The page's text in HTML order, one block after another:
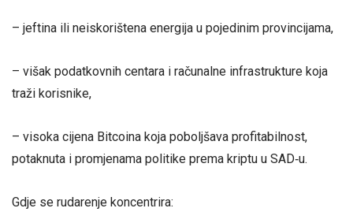
– jeftina ili neiskorištena energija u pojedinim provincijama,
– višak podatkovnih centara i računalne infrastrukture koja
traži korisnike,
– visoka cijena Bitcoina koja poboljšava profitabilnost,
potaknuta i promjenama politike prema kriptu u SAD‑u.
Gdje se rudarenje koncentrira: